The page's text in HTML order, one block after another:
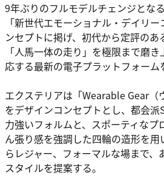
9年ぶりのフルモデルチェンジとな
「新世代エモーショナル・デイリ
ンセプトに掲げ、初代から定評のあ
「人馬一体の走り」を極限まで磨
応する最新の電子プラットフォーム
エクステリアは「Wearable Gear（
をデザインコンセプトとし、都会派
力強いフォルムと、スポーティな
ん張り感を強調した四輪の造形を
らレジャー、フォーマルな場まで、
スタイルを提案する。